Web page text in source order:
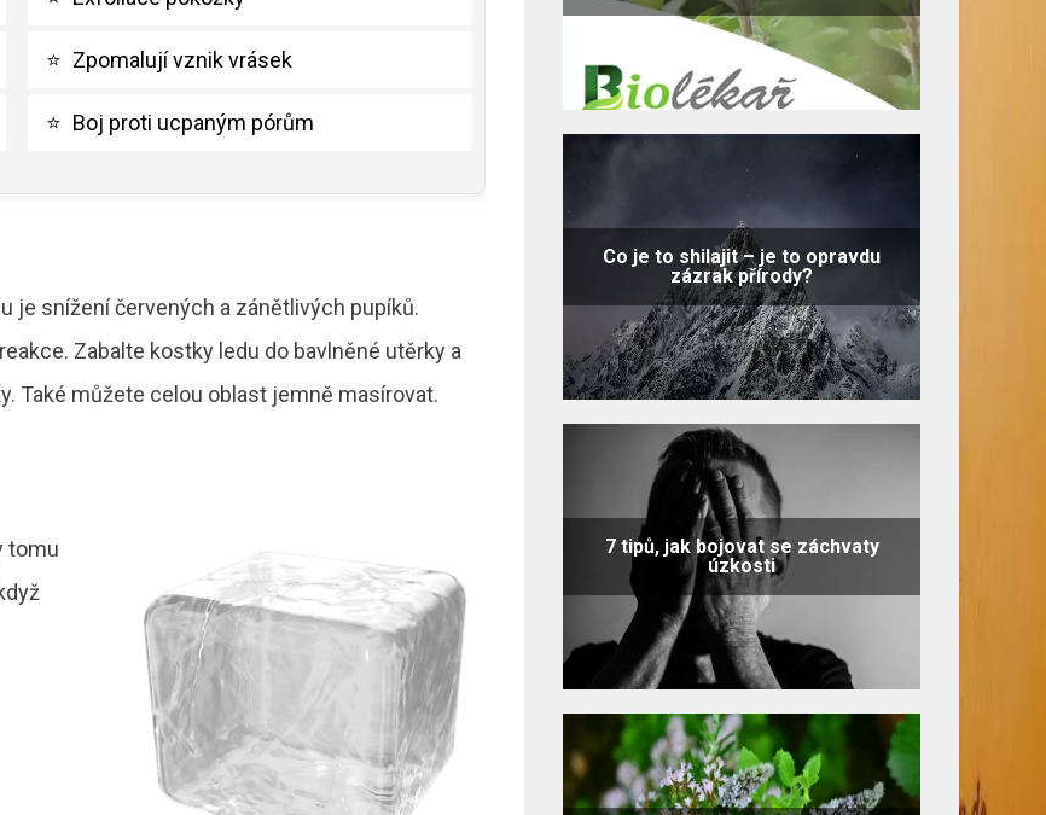
⭐ Zpomalují vznik vrásek
⭐ Boj proti ucpaným pórům
je snížení červených a zánětlivých pupíků.
Zabalte kostky ledu do bavlněné utěrky a
Také můžete celou oblast jemně masírovat.
tomu
Co je to shilajit – je to opravdu
zázrak přírody?
7 tipů, jak bojovat se záchvaty
úzkosti